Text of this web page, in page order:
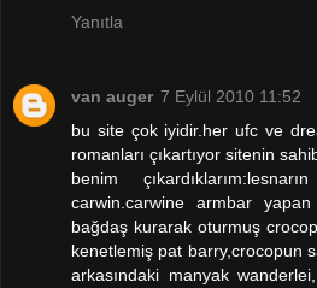
Yanıtla
van auger 7 Eylül 2010 11:52
bu site çok iyidir.her ufc ve
romanları çıkartıyor sitenin
benim
carwin.carwine armbar
bağdaş kurarak oturmuş
kenetlemiş pat barry,crocopun
arkasındaki manyak